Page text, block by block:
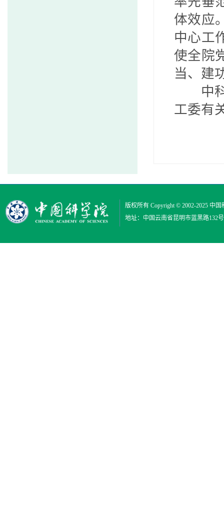
体效应
中心工
使全院
当、建
中科
工委有
版权所有 Copyright © 2002-2025 中国
地址：中国云南省昆明市蓝黑路